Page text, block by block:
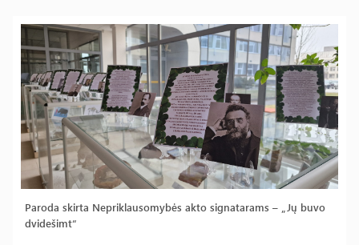
Paroda skirta Nepriklausomybės akto signatarams – „Jų buvo
dvidešimt“